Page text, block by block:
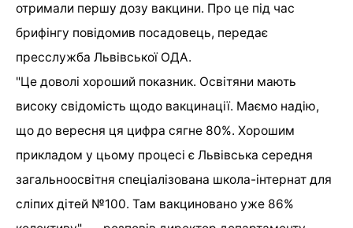
отримали першу дозу вакцини. Про це під час
брифінгу повідомив посадовець, передає
пресслужба Львівської ОДА.
"Це доволі хороший показник. Освітяни мають
високу свідомість щодо вакцинації. Маємо надію,
що до вересня ця цифра сягне 80%. Хорошим
прикладом у цьому процесі є Львівська середня
загальноосвітня спеціалізована школа-інтернат для
сліпих дітей №100. Там вакциновано уже 86%